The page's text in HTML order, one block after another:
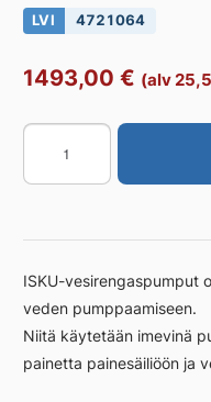
LVI 4721064
1493,00 € (alv
Vesirengaspumppu
moottorilla
RIVER
ISKU
303/2.20KW/380V/VP
määrä
ISKU-vesirengaspumput
veden pumppaamiseen.
Niitä käytetään imevinä
painetta painesäiliöön ja